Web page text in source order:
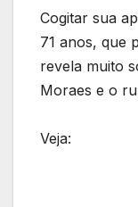
Cogitar sua
71 anos, que
revela muito
Moraes e o
Veja: